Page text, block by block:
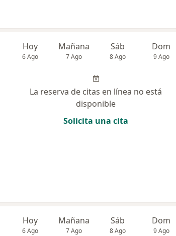
Hoy
6 Ago
Mañana
7 Ago
Sáb
8 Ago
Dom
9 Ago
La reserva de citas en línea no está
disponible
Solicita una cita
Hoy
6 Ago
Mañana
7 Ago
Sáb
8 Ago
Dom
9 Ago